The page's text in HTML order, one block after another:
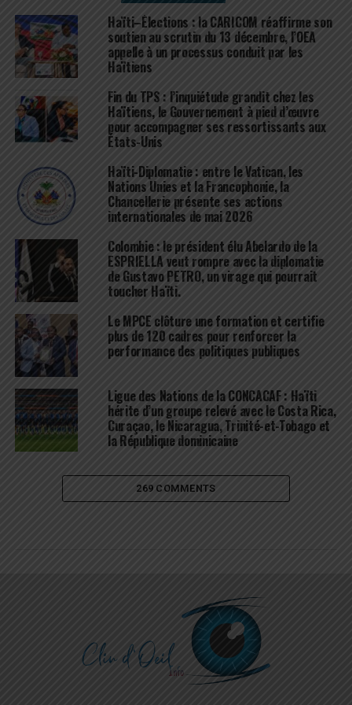
Haïti–Élections : la CARICOM réaffirme son
soutien au scrutin du 13 décembre, l’OEA
appelle à un processus conduit par les
Haïtiens
Fin du TPS : l’inquiétude grandit chez les
Haïtiens, le Gouvernement à pied d’œuvre
pour accompagner ses ressortissants aux
États-Unis
Haïti-Diplomatie : entre le Vatican, les
Nations Unies et la Francophonie, la
Chancellerie présente ses actions
internationales de mai 2026
Colombie : le président élu Abelardo de la
ESPRIELLA veut rompre avec la diplomatie
de Gustavo PETRO, un virage qui pourrait
toucher Haïti.
Le MPCE clôture une formation et certifie
plus de 120 cadres pour renforcer la
performance des politiques publiques
Ligue des Nations de la CONCACAF : Haïti
hérite d’un groupe relevé avec le Costa Rica,
Curaçao, le Nicaragua, Trinité-et-Tobago et
la République dominicaine
269 COMMENTS